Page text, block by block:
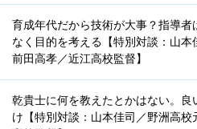
育成年代だから技術が大事？指導者
なく目的を考える【特別対談：山本
前田高孝／近江高校監督】
乾貴士に何を教えたとかはない。
け【特別対談：山本佳司／野洲高